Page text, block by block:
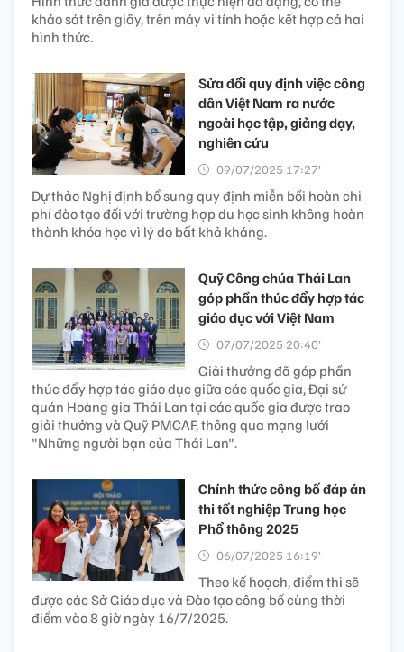
khảo sát trên giấy, trên máy vi tính hoặc kết hợp cả hai
hình thức.
Sửa đổi quy định việc công
dân Việt Nam ra nước
ngoài học tập, giảng dạy,
nghiên cứu
09/07/2025 17:27’
Dự thảo Nghị định bổ sung quy định miễn bồi hoàn chi
phí đào tạo đối với trường hợp du học sinh không hoàn
thành khóa học vì lý do bất khả kháng.
Quỹ Công chúa Thái Lan
góp phần thúc đẩy hợp tác
giáo dục với Việt Nam
07/07/2025 20:40’
Giải thưởng đã góp phần
thúc đẩy hợp tác giáo dục giữa các quốc gia, Đại sứ
quán Hoàng gia Thái Lan tại các quốc gia được trao
giải thưởng và Quỹ PMCAF, thông qua mạng lưới
"Những người bạn của Thái Lan".
Chính thức công bố đáp án
thi tốt nghiệp Trung học
Phổ thông 2025
06/07/2025 16:19’
Theo kế hoạch, điểm thi sẽ
được các Sở Giáo dục và Đào tạo công bố cùng thời
điểm vào 8 giờ ngày 16/7/2025.